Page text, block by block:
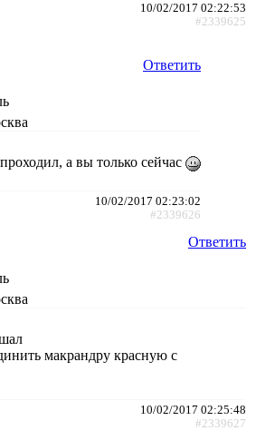
10/02/2017 02:22:53
#2339625
Ответить
а вы только сейчас
10/02/2017 02:23:02
#2339626
Ответить
макрандру красную с
10/02/2017 02:25:48
#2339627